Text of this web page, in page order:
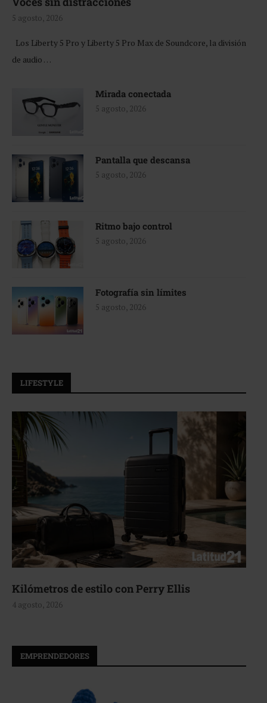
5 agosto, 2026
Los Liberty 5 Pro y Liberty 5 Pro Max de Soundcore, la división
de audio …
Mirada conectada
5 agosto, 2026
Pantalla que descansa
5 agosto, 2026
Ritmo bajo control
5 agosto, 2026
Fotografía sin límites
5 agosto, 2026
LIFESTYLE
Aerie, texturas que fluyen
4 agosto, 2026
EMPRENDEDORES